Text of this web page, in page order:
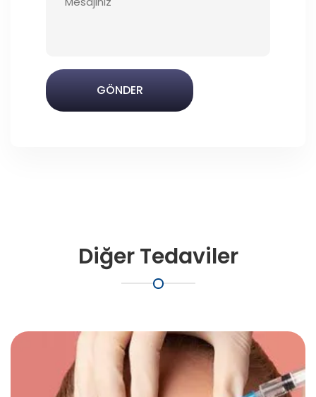
GÖNDER
Diğer Tedaviler